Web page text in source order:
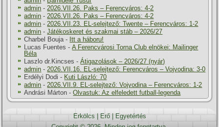
admin -2026.VII.26. Paks – Ferencváros: 4-2
admin -2026.VII.26. Paks – Ferencváros: 4-2
admin -2026.VII.23. EL-selejtező: Twente – Ferencváros: 1-2
admin -Játékoskeret és szakmai stáb – 2026/27
Charbel Bouja- Itt a háboru!
Lucas Fuentes -A Ferencvárosi Torna Club elnökei: Mailinger
Béla
Laszlo dr.Kincses -Átigazolások – 2026/27 (nyár)
admin -2026.VII.16. EL-selejtező: Ferencváros – Vojvodina: 3-0
Erdélyi Dodi - Kuti László: 70
admin -2026.VII.9. EL-selejtező: Vojvodina – Ferencváros: 1-2
Andrási Márton -Olvastuk: Az elfeledett futball-legenda
Erkölcs Erő|
Egyetértés